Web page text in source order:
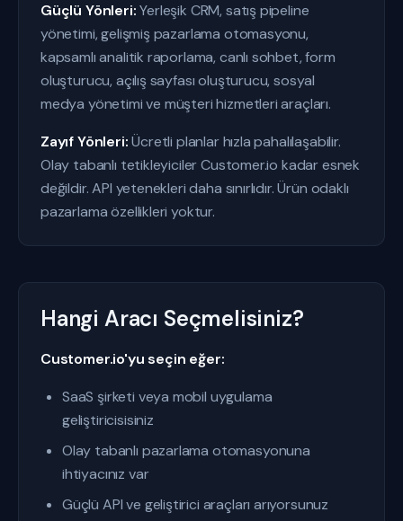
Güçlü Yönleri:Yerleşik CRM, satış pipeline
yönetimi, gelişmiş pazarlama otomasyonu,
kapsamlı analitik raporlama, canlı sohbet, form
oluşturucu, açılış sayfası oluşturucu, sosyal
medya yönetimi ve müşteri hizmetleri araçları.
Zayıf Yönleri:Ücretli planlar hızla pahalılaşabilir.
Olay tabanlı tetikleyiciler Customer.io kadar esnek
değildir. API yetenekleri daha sınırlıdır. Ürün odaklı
pazarlama özellikleri yoktur.
Hangi Aracı Seçmelisiniz?
Customer.io'yu seçin eğer:
SaaS şirketi veya mobil uygulama
geliştiricisisiniz
Olay tabanlı pazarlama otomasyonuna
ihtiyacınız var
Güçlü API ve geliştirici araçları arıyorsunuz